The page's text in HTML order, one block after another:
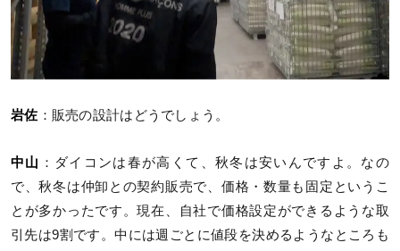
岩佐 ：販売の設計はどうでしょう。
中山 ：ダイコンは春が高くて、秋冬は安いんですよ。なの
で、秋冬は仲卸との契約販売で、価格・数量も固定というこ
とが多かったです。現在、自社で価格設定ができるような取
引先は9割です。中には週ごとに値段を決めるようなところも